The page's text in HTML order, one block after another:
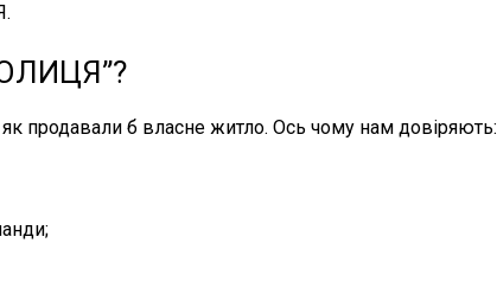
продавали б власне житло. Ось чому нам довіряють: